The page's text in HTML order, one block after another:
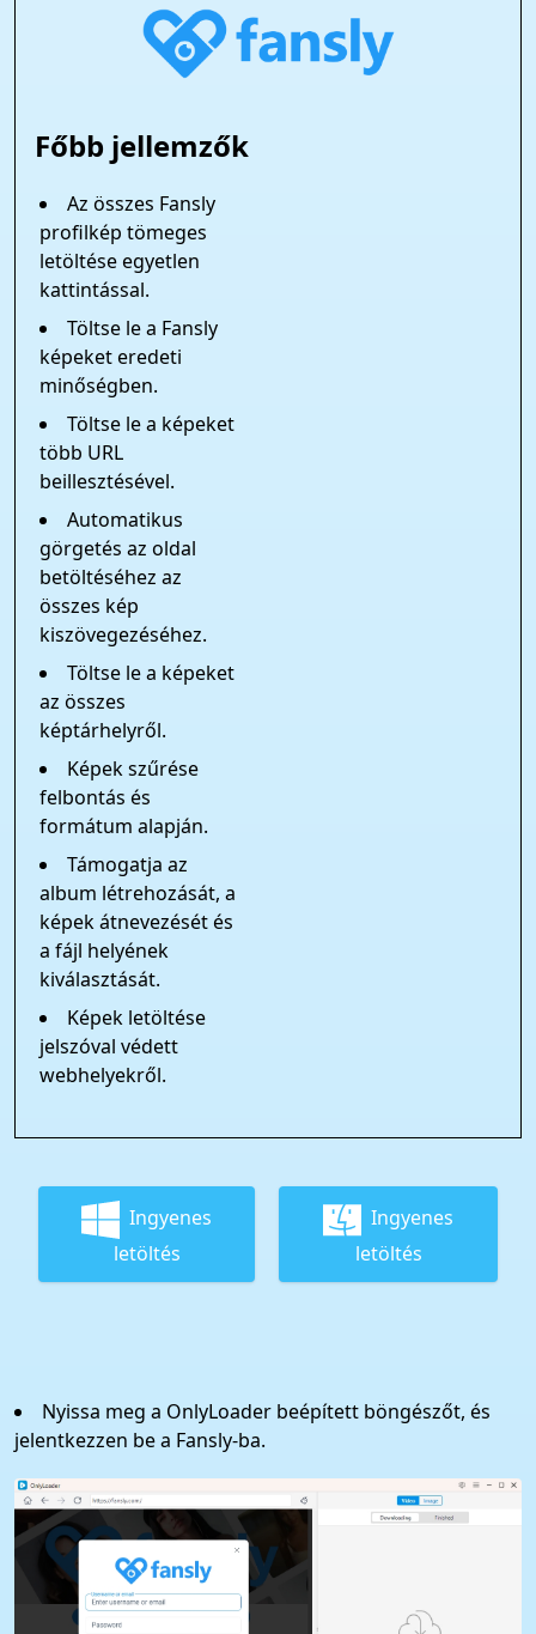
Főbb jellemzők
Az összes Fansly
profilkép tömeges
letöltése egyetlen
kattintással.
Töltse le a Fansly
képeket eredeti
minőségben.
Töltse le a képeket
több URL
beillesztésével.
Automatikus
görgetés az oldal
betöltéséhez az
összes kép
kiszövegezéséhez.
Töltse le a képeket
az összes
képtárhelyről.
Képek szűrése
felbontás és
formátum alapján.
Támogatja az
album létrehozását, a
képek átnevezését és
a fájl helyének
kiválasztását.
Képek letöltése
jelszóval védett
webhelyekről.
Ingyenes
letöltés
Ingyenes
letöltés
Nyissa meg a OnlyLoader beépített böngészőt, és
jelentkezzen be a Fansly-ba.